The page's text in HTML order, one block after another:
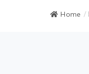
Home /